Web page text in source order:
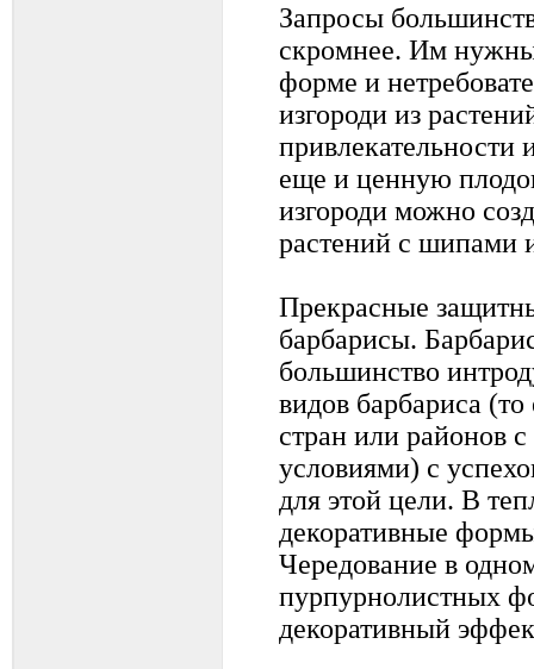
Запросы
скромнее. Им
форме и
изгороди из
еще и ценную
изгороди можно
растений с шипами
Прекрасные
барбарисы.
большинство
видов барбариса
стран или районов
условиями) с
для этой цели. В
декоративные
Чередование в
пурпурнолистных
декоративный